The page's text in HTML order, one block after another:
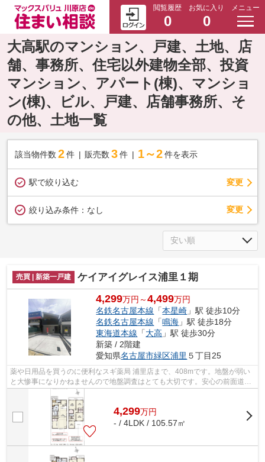
閲覧履歴
0
お気に入り
0
メニュー
大高駅のマンション、戸建、土地、店
舗、事務所、住宅以外建物全部、投資
マンション、アパート(棟)、マンショ
ン(棟)、ビル、戸建、店舗事務所、そ
の他、土地一覧
該当物件数 2件 販売数 3 件 1～2 件を表示
駅で絞り込む 変更
絞り込み条件： なし 変更
売買 | 新築一戸建 ケイアイグレイス浦里１期
4,299万円～4,499万円
名鉄名古屋本線 「本星崎 」駅 徒歩10分
名鉄名古屋本線 「鳴海 」駅 徒歩18分
東海道本線 「大高 」駅 徒歩30分
新築 / 2階建
愛知県名古屋市緑区浦里 ５丁目25
薬や日用品を買うのに便利なスギ薬局 浦里店まで、408mです。地盤が弱い
と大惨事になりかねませんので地盤調査はとても大切です。安心の前面道路
6m以上の条件を備えております。一生に...
4,299万円
- / 4LDK / 105.57㎡